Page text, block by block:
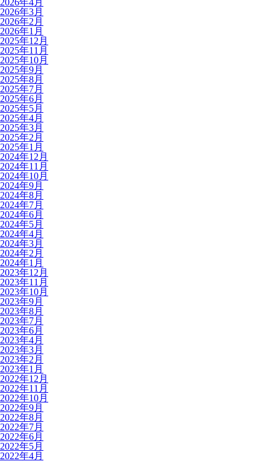
2026年4月
2026年3月
2026年2月
2026年1月
2025年12月
2025年11月
2025年10月
2025年9月
2025年8月
2025年7月
2025年6月
2025年5月
2025年4月
2025年3月
2025年2月
2025年1月
2024年12月
2024年11月
2024年10月
2024年9月
2024年8月
2024年7月
2024年6月
2024年5月
2024年4月
2024年3月
2024年2月
2024年1月
2023年12月
2023年11月
2023年10月
2023年9月
2023年8月
2023年7月
2023年6月
2023年4月
2023年3月
2023年2月
2023年1月
2022年12月
2022年11月
2022年10月
2022年9月
2022年8月
2022年7月
2022年6月
2022年5月
2022年4月